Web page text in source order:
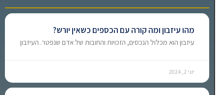
מהו עיזבון ומה קורה עם הכספים כשאין יורש?
עיזבון הוא מכלול הנכסים, הזכויות והחובות של אדם שנפטר. העיזבון
יוני 2, 2024